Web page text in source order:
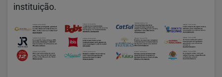
instituição.